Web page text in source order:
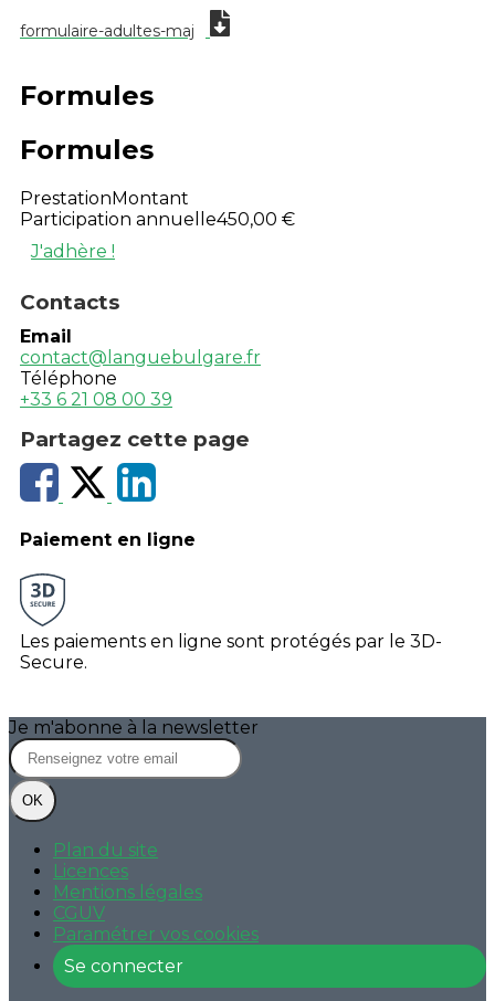
formulaire-adultes-maj
Formules
Formules
PrestationMontant
Participation annuelle450,00 €
J'adhère !
Contacts
Email
contact@languebulgare.fr
Téléphone
+33 6 21 08 00 39
Partagez cette page
Paiement en ligne
Les paiements en ligne sont protégés par le 3D-
Secure.
Je m'abonne à la newsletter
OK
Plan du site
Licences
Mentions légales
CGUV
Paramétrer vos cookies
Se connecter